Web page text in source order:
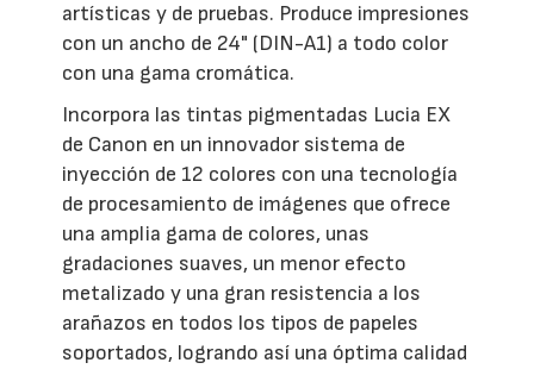
artísticas y de pruebas. Produce impresiones
con un ancho de 24" (DIN-A1) a todo color
con una gama cromática.
Incorpora las tintas pigmentadas Lucia EX
de Canon en un innovador sistema de
inyección de 12 colores con una tecnología
de procesamiento de imágenes que ofrece
una amplia gama de colores, unas
gradaciones suaves, un menor efecto
metalizado y una gran resistencia a los
arañazos en todos los tipos de papeles
soportados, logrando así una óptima calidad